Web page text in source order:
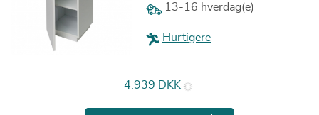
13-16 hverdag(e)
Hurtigere
Pris
4.939 DKK